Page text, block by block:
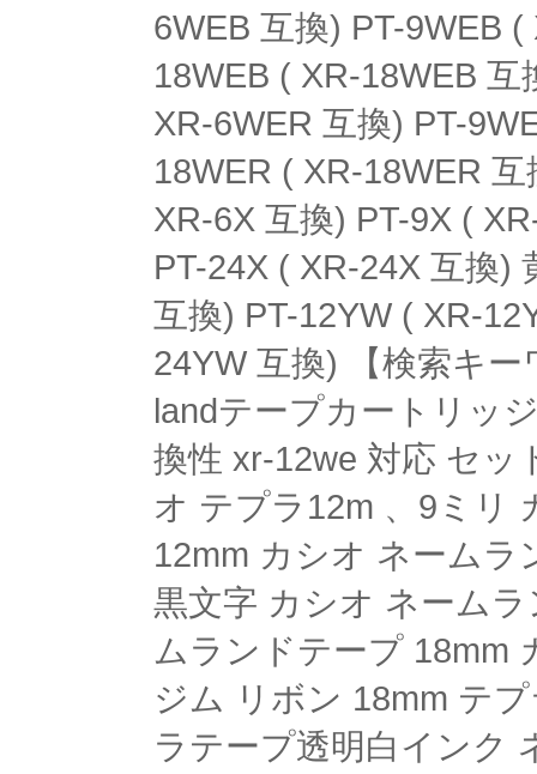
6WEB 互換) PT-9WEB
18WEB ( XR-18WEB
XR-6WER 互換) PT-
18WER ( XR-18WER
XR-6X 互換) PT-9X (
PT-24X ( XR-24X 互換)
互換) PT-12YW ( XR-
24YW 互換) 【検索キ
landテープカートリッ
換性 xr-12we 対応 セッ
オ テプラ12m 、9ミリ
12mm カシオ ネームラ
黒文字 カシオ ネーム
ムランドテープ 18mm
ジム リボン 18mm テ
ラテープ透明白インク